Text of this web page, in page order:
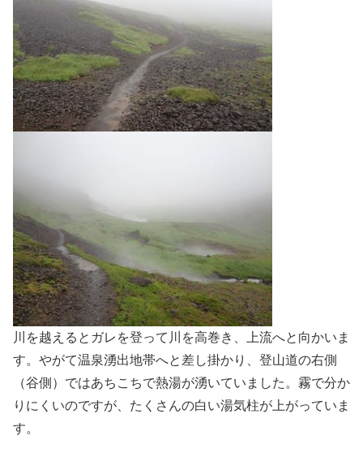
川を越えるとガレを登って川を高巻き、上流へと向かいま
す。やがて温泉湧出地帯へと差し掛かり、登山道の右側
（谷側）ではあちこちで熱湯が湧いていました。霧で分か
りにくいのですが、たくさんの白い湯気柱が上がっていま
す。